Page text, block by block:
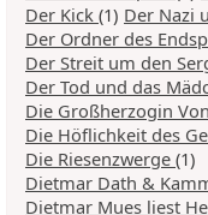
Der Kick (1) Der Nazi
Der Ordner des
Der Streit um den
Der Tod und das
Die Großherzogin
Die Höflichkeit des
Die Riesenzwerge (1)
Dietmar Dath &
Dietmar Mues liest